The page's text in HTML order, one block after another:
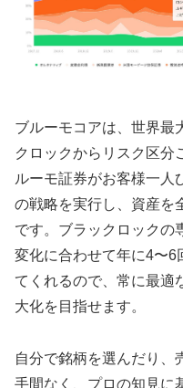
ブルーモコアは、世界最
クロックからリスク区分
ルーモ証券がお客様一人
の戦略を実行し、資産を
です。ブラックロックの
変化に合わせて年に4〜6
てくれるので、常に最適
大化を目指せます。
自分で銘柄を選んだり、
手間なく、プロの知見に